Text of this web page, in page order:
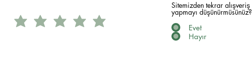
Sitemizden tekrar alışveriş
yapmayı düşünürmüsünüz?
Evet
Hayır